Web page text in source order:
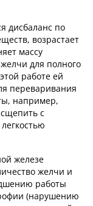
дисбаланс по
возрастает
массу
для полного
работе ей
переваривания
например,
с
железе
желчи и
работы
(нарушению